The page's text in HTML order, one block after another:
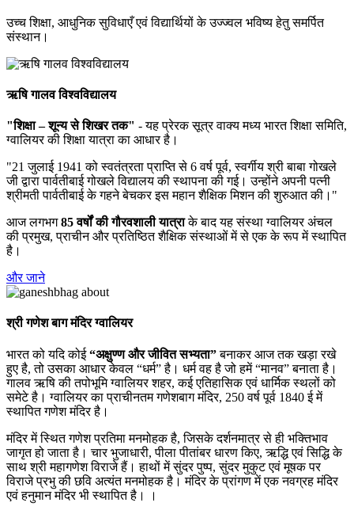
उच्च शिक्षा, आधुनिक सुविधाएँ एवं विद्यार्थियों के उज्ज्वल भविष्य हेतु समर्पित
संस्थान।
ऋषि गालव विश्वविद्यालय
"शिक्षा – शून्य से शिखर तक" - यह प्रेरक सूत्र वाक्य मध्य भारत शिक्षा समिति,
ग्वालियर की शिक्षा यात्रा का आधार है।
"21 जुलाई 1941 को स्वतंत्रता प्राप्ति से 6 वर्ष पूर्व, स्वर्गीय श्री बाबा गोखले
जी द्वारा पार्वतीबाई गोखले विद्यालय की स्थापना की गई। उन्होंने अपनी पत्नी
श्रीमती पार्वतीबाई के गहने बेचकर इस महान शैक्षिक मिशन की शुरुआत की।"
आज लगभग85 वर्षों की गौरवशाली यात्राके बाद यह संस्था ग्वालियर अंचल
की प्रमुख, प्राचीन और प्रतिष्ठित शैक्षिक संस्थाओं में से एक के रूप में स्थापित
है।
और जाने
श्री गणेश बाग मंदिर ग्वालियर
भारत को यदि कोई“अक्षुण्ण और जीवित सभ्यता”बनाकर आज तक खड़ा रखे
हुए है, तो उसका आधार केवल “धर्म” है। धर्म वह है जो हमें “मानव” बनाता है।
गालव ऋषि की तपोभूमि ग्वालियर शहर, कई एतिहासिक एवं धार्मिक स्थलों को
समेटे है। ग्वालियर का प्राचीनतम गणेशबाग मंदिर, 250 वर्ष पूर्व 1840 ई में
स्थापित गणेश मंदिर है।
मंदिर में स्थित गणेश प्रतिमा मनमोहक है, जिसके दर्शनमात्र से ही भक्तिभाव
जागृत हो जाता है। चार भुजाधारी, पीला पीतांबर धारण किए, ऋद्धि एवं सिद्धि के
साथ श्री महागणेश विराजे हैं। हाथों में सुंदर पुष्प, सुंदर मुकुट एवं मूषक पर
विराजे प्रभु की छवि अत्यंत मनमोहक है। मंदिर के प्रांगण में एक नवग्रह मंदिर
एवं हनुमान मंदिर भी स्थापित है। ।